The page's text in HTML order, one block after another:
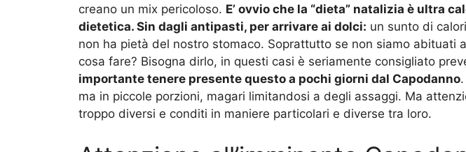
creano un mix pericoloso. E’ ovvio che la “dieta” natalizia è ultra
dietetica. Sin dagli antipasti, per arrivare ai dolci: un sunto di
non ha pietà del nostro stomaco. Soprattutto se non siamo abituati
cosa fare? Bisogna dirlo, in questi casi è seriamente consigliato
importante tenere presente questo a pochi giorni dal Capodanno
ma in piccole porzioni, magari limitandosi a degli assaggi. Ma
troppo diversi e conditi in maniere particolari e diverse tra loro.